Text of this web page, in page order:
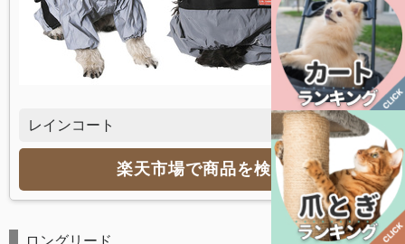
レインコート
楽天市場で商品を検索
ロングリード